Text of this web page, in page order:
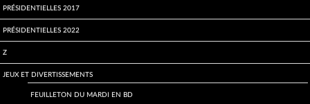
Présidentielles 2017
Présidentielles 2022
Z
Jeux et divertissements
Feuilleton du mardi en BD